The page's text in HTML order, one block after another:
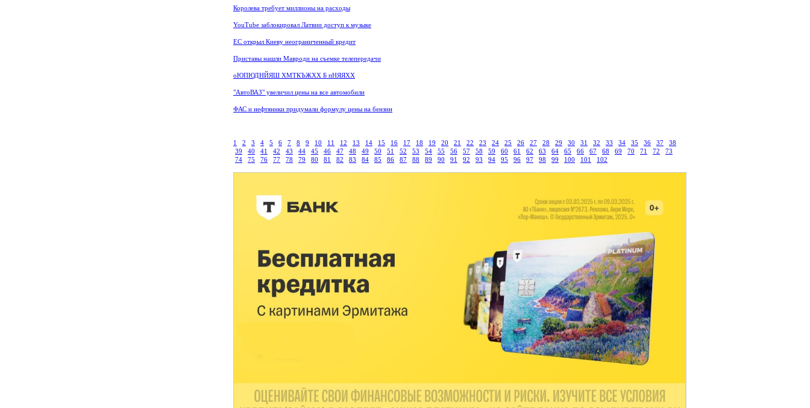
Королева требует миллионы на расходы
YouTube заблокировал Латвии доступ к музыке
ЕС открыл Киеву неограниченный кредит
Приставы нашли Мавроди на съемке телепередачи
оЮПЮДНЙЯШ ХМТКЪЖХХ Б пНЯЯХХ
"АвтоВАЗ" увеличил цены на все автомобили
ФАС и нефтяники придумали формулу цены на бензин
1 2 3 4 5 6 7 8 9 10 11 12 13 14 15 16 17 18 19 20 21 22 23 24 25 26 27 28 29 30 31 32 33 34 35 36 37
38
39
40 41 42 43 44 45 46 47 48 49 50 51 52 53 54 55 56 57 58 59 60 61 62 63 64 65 66 67 68 69 70 71 72
73
74
75 76 77 78 79 80 81 82 83 84 85 86 87 88 89 90 91 92 93 94 95 96 97 98 99 100 101 102